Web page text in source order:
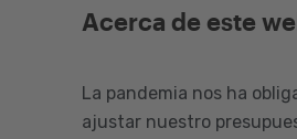
Acerca de este
La pandemia nos ha
ajustar nuestro